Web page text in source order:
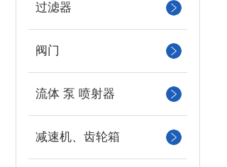
过滤器
阀门
流体 泵 喷射器
减速机、齿轮箱